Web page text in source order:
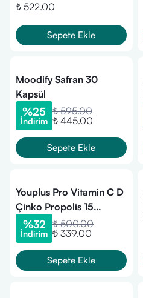
₺ 522.00
Sepete Ekle
Moodify Safran 30
Kapsül
%25
İndirim
₺ 595.00
₺ 445.00
Sepete Ekle
Youplus Pro Vitamin C D
Çinko Propolis 15
Efervesan Tablet
%32
İndirim
₺ 500.00
₺ 339.00
Sepete Ekle